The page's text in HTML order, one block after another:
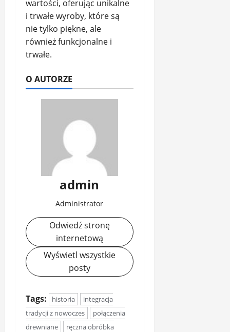
wartości, oferując unikalne
i trwałe wyroby, które są
nie tylko piękne, ale
również funkcjonalne i
trwałe.
O AUTORZE
admin
Administrator
Odwiedź stronę
internetową
Wyświetl wszystkie
posty
Tags: historia
integracja
tradycji z nowoczes
połączenia
drewniane
ręczna obróbka